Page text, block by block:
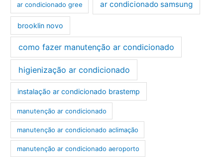
ar condicionado gree ar condicionado samsung
brooklin novo
como fazer manutenção ar condicionado
higienização ar condicionado
instalação ar condicionado brastemp
manutenção ar condicionado
manutenção ar condicionado aclimação
manutenção ar condicionado aeroporto